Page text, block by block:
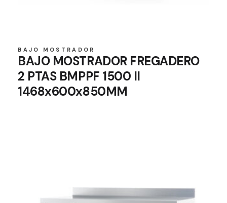
BAJO MOSTRADOR
BAJO MOSTRADOR FREGADERO
2 PTAS BMPPF 1500 II
1468x600x850MM